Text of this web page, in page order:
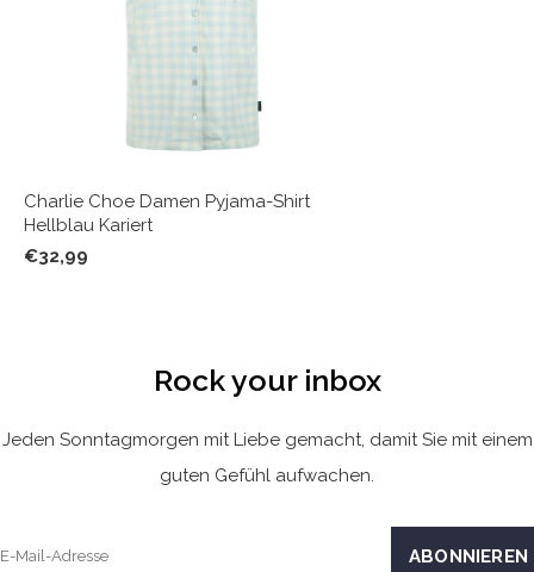
Charlie Choe Damen Pyjama-Shirt
Hellblau Kariert
€32,99
Rock your inbox
Jeden Sonntagmorgen mit Liebe gemacht, damit Sie mit einem
guten Gefühl aufwachen.